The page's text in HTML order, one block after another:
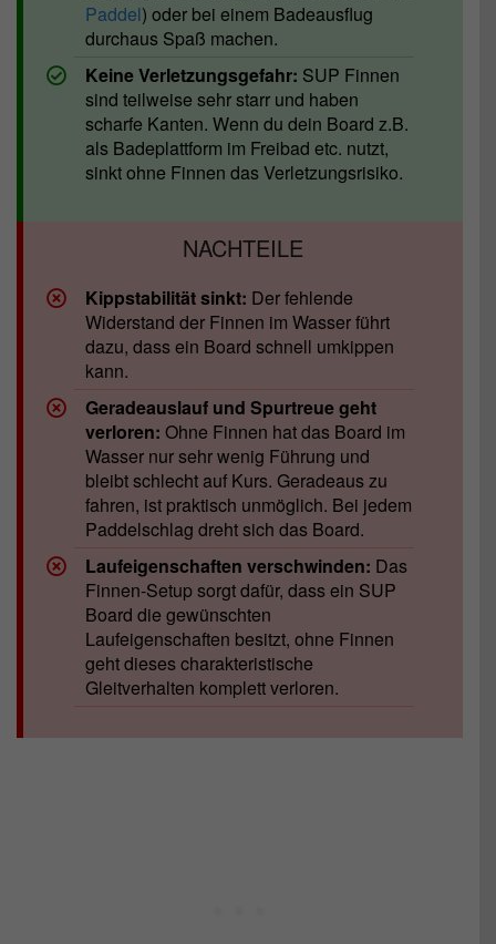
Paddel) oder bei einem Badeausflug
durchaus Spaß machen.
Keine Verletzungsgefahr: SUP Finnen
sind teilweise sehr starr und haben
scharfe Kanten. Wenn du dein Board z.B.
als Badeplattform im Freibad etc. nutzt,
sinkt ohne Finnen das Verletzungsrisiko.
Kippstabilität sinkt: Der fehlende
Widerstand der Finnen im Wasser führt
dazu, dass ein Board schnell umkippen
kann.
Geradeauslauf und Spurtreue geht
verloren: Ohne Finnen hat das Board im
Wasser nur sehr wenig Führung und
bleibt schlecht auf Kurs. Geradeaus zu
fahren, ist praktisch unmöglich. Bei jedem
Paddelschlag dreht sich das Board.
Laufeigenschaften verschwinden: Das
Finnen-Setup sorgt dafür, dass ein SUP
Board die gewünschten
Laufeigenschaften besitzt, ohne Finnen
geht dieses charakteristische
Gleitverhalten komplett verloren.